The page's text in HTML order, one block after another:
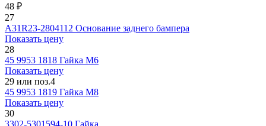
48 ₽
27
А31R23-2804112 Основание заднего бампера
Показать цену
28
45 9953 1818 Гайка М6
Показать цену
29 или поз.4
45 9953 1819 Гайка М8
Показать цену
30
3302-5301594-10 Гайка